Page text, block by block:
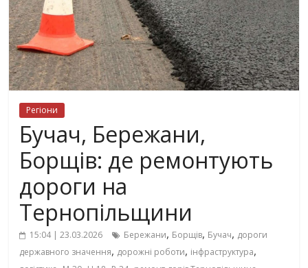
Регіони
Бучач, Бережани,
Борщів: де ремонтують
дороги на
Тернопільщини
15:04 | 23.03.2026 Бережани, Борщів, Бучач, дороги
державного значення, дорожні роботи, інфраструктура,